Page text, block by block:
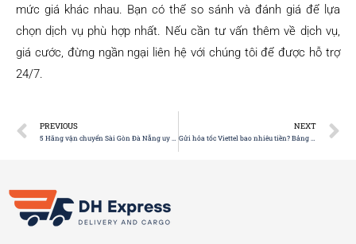
mức giá khác nhau. Bạn có thể so sánh và đánh giá để lựa
chọn dịch vụ phù hợp nhất. Nếu cần tư vấn thêm về dịch vụ,
giá cước, đừng ngần ngại liên hệ với chúng tôi để được hỗ trợ
24/7.
PREVIOUS NEXT